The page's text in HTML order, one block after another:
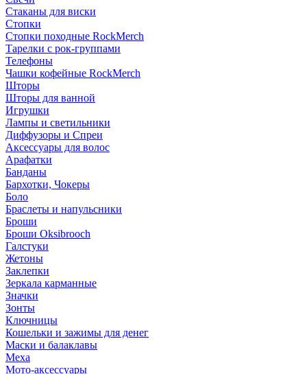
Стаканы для виски
Стопки
Стопки походные RockMerch
Тарелки с рок-группами
Телефоны
Чашки кофейные RockMerch
Шторы
Шторы для ванной
Игрушки
Лампы и светильники
Диффузоры и Спреи
Аксессуары для волос
Арафатки
Банданы
Бархотки, Чокеры
Боло
Браслеты и напульсники
Броши
Броши Oksibrooch
Галстуки
Жетоны
Заклепки
Зеркала карманные
Значки
Зонты
Ключницы
Кошельки и зажимы для денег
Маски и балаклавы
Меха
Мото-аксессуары